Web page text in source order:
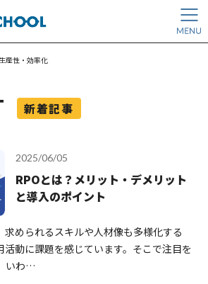
生産性・効率化
新着記事
2025/06/05
RPOとは？メリット・デメリット
と導入のポイント
められるスキルや人材像も多様化する
活動に課題を感じています。そこで注目を
いわ…